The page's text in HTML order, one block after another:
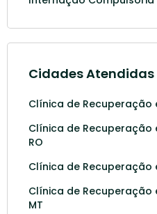
Cidades Atendidas
Clínica de Recuperação
Clínica de Recuperação
RO
Clínica de Recuperação
Clínica de Recuperação
MT